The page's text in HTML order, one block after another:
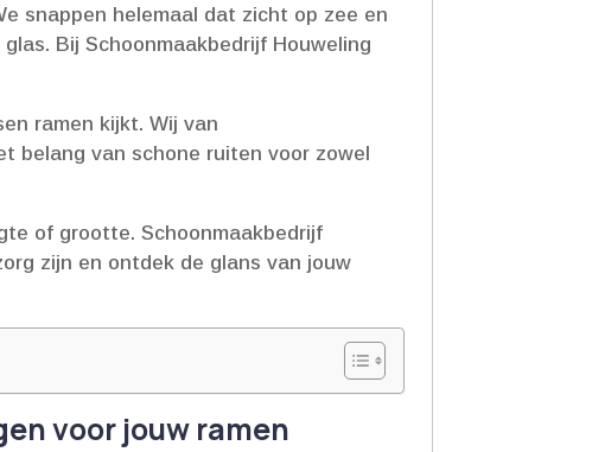
snappen helemaal dat zicht op zee en
Bij Schoonmaakbedrijf Houweling
ramen kijkt.​ Wij van
belang van schone ruiten voor zowel
of grootte.​ Schoonmaakbedrijf
zijn en ontdek de glans van jouw
voor jouw ramen